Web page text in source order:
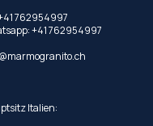
762954997
+41 762954997
Italien: